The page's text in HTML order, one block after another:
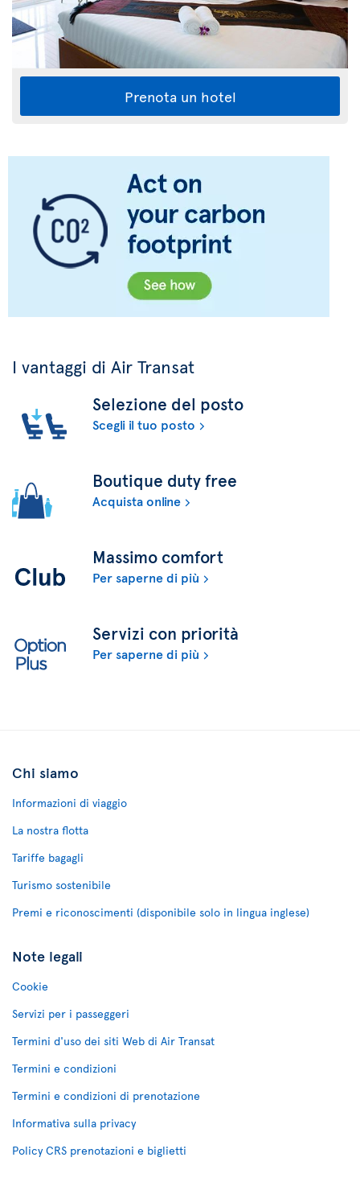
Prenota un hotel
I vantaggi di Air Transat
Selezione del posto
Scegli il tuo posto
Boutique duty free
Acquista online
Massimo comfort
Per saperne di più
Servizi con priorità
Per saperne di più
Chi siamo
Informazioni di viaggio
La nostra flotta
Tariffe bagagli
Turismo sostenibile
Premi e riconoscimenti (disponibile solo in lingua inglese)
Note legali
Cookie
Servizi per i passeggeri
Termini d'uso dei siti Web di Air Transat
Termini e condizioni
Termini e condizioni di prenotazione
Informativa sulla privacy
Policy CRS prenotazioni e biglietti